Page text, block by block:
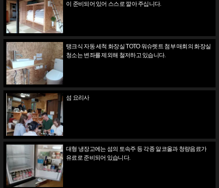
이 준비되어 있어 스스로 깔아 주십니다.
탱크식 자동 세척 화장실 TOTO 워슈렛트 첨부 매회의 화장실
청소는 변좌를 제외해 철저하고 있습니다.
섬 요리사
대형 냉장고에는 섬의 토속주 등 각종 알코올과 청량음료가
유료로 준비되어 있습니다.